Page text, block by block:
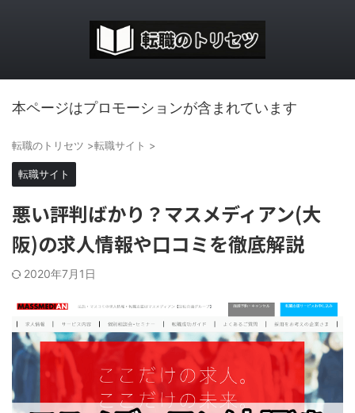
本ページはプロモーションが含まれています
転職のトリセツ >転職サイト >
転職サイト
悪い評判ばかり？マスメディアン(大
阪)の求人情報や口コミを徹底解説
2020年7月1日